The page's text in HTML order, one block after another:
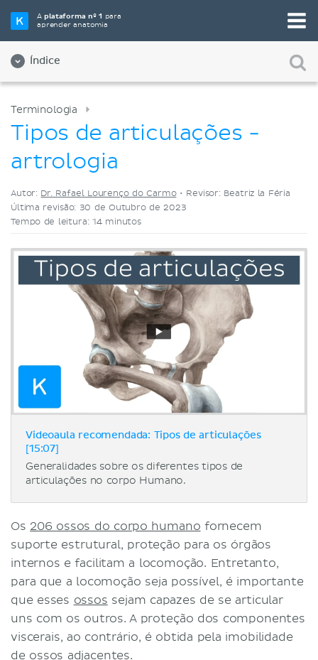
Aplataforma nº 1 para
aprender anatomia
Índice
Selecione a sua ferramenta de estudo favorita
Videoaulas
Terminologia
Tipos de articulações -
artrologia
Autor: Dr. Rafael Lourenço do Carmo• Revisor: Beatriz la Féria
Última revisão: 30 de Outubro de 2023
Tempo de leitura: 14 minutos
Videoaula recomendada: Tipos de articulações
[15:07]
Generalidades sobre os diferentes tipos de
articulações no corpo Humano.
Os 206 ossos do corpo humano fornecem
suporte estrutural, proteção para os órgãos
internos e facilitam a locomoção. Entretanto,
para que a locomoção seja possível, é importante
que esses ossos sejam capazes de se articular
uns com os outros. A proteção dos componentes
viscerais, ao contrário, é obtida pela imobilidade
de ossos adjacentes.